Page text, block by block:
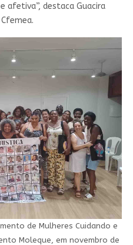
afetiva”, destaca Guacira
de Mulheres Cuidando e
Moleque, em novembro de